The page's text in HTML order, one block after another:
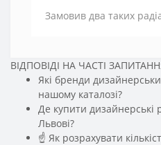
Замовив два таких
ВІДПОВІДІ НА ЧАСТІ
Які бренди
нашому каталозі?
Де купити дизайнерські
Львові?
☝ Як розрахувати